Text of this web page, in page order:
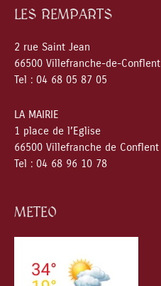
LES REMPARTS
2 rue Saint Jean
66500 Villefranche-de-Conflent
Tel : 04 68 05 87 05
LA MAIRIE
1 place de l’Eglise
66500 Villefranche de Conflent
Tel : 04 68 96 10 78
METEO